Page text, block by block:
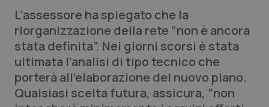
Lettere al direttore
Edizioni Regionali
QS Pro
Professionisti Sanitari.AI
L’assessore ha spiegato che la
riorganizzazione della rete “non è ancora
stata definita”. Nei giorni scorsi è stata
ultimata l’analisi di tipo tecnico che
porterà all’elaborazione del nuovo piano.
Qualsiasi scelta futura, assicura, “non